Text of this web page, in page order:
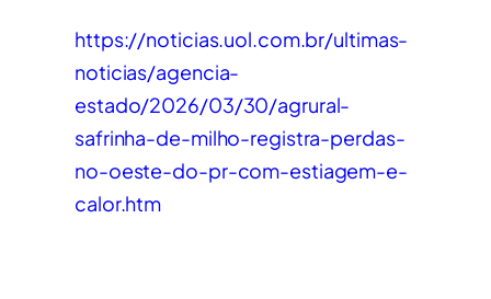
https://noticias.uol.com.br/ultimas-
noticias/agencia-
estado/2026/03/30/agrural-
safrinha-de-milho-registra-perdas-
no-oeste-do-pr-com-estiagem-e-
calor.htm